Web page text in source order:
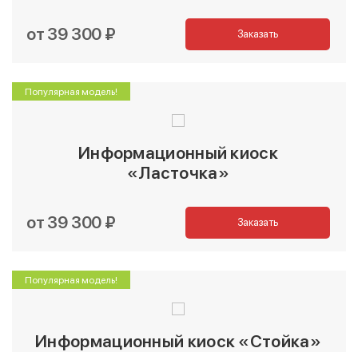
от 39 300 ₽ Заказать
Популярная модель!
Информационный киоск
«Ласточка»
от 39 300 ₽ Заказать
Популярная модель!
Информационный киоск «Стойка»